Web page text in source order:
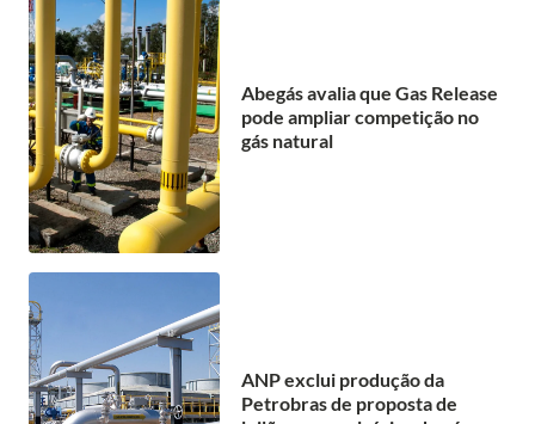
Abegás avalia que Gas Release
pode ampliar competição no
gás natural
ANP exclui produção da
Petrobras de proposta de